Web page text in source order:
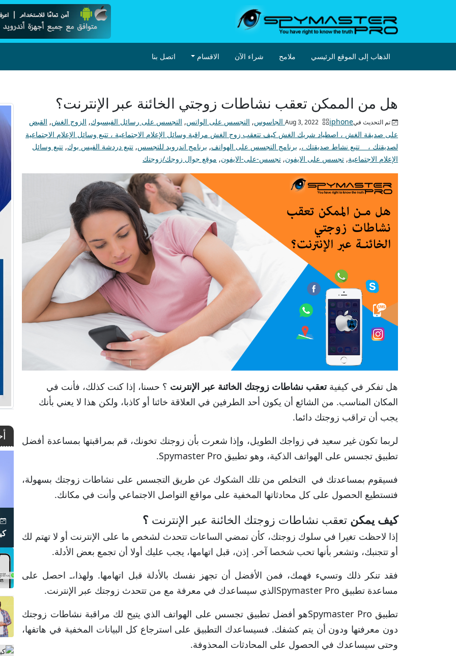
الذهاب إلى الموقع الرئيسي ملامح شراء الآن الاقسام اتصل بنا
هل من الممكن تعقب نشاطات زوجتي الخائنة عبر الإنترنت؟
تم التحديث فيAug 3, 2022iphone الجاسوس , التجسس على الواتس, التجسس على رسائل الفيسبوك, الزوج الغش, القبض
على صديقة الغش ، اصطياد شريك الغش كيف تتعقب زوج الغش مراقبة وسائل الإعلام الاجتماعية ، تتبع وسائل الإعلام الاجتماعية
لصديقتك ، تتبع نشاط صديقتك ،, برنامج التجسس على الهواتف, برنامج اندرويد للتجسس, تتبع دردشة الفيس بوك, تتبع وسائل
الإعلام الاجتماعية, تجسس على الايفون, تجسس-على-الايفون, موقع جوال زوجك/زوجتك
هل تفكر في كيفيةتعقب نشاطات زوجتك الخائنة عبر الإنترنت ؟ حسنا، إذا كنت كذلك، فأنت في
المكان المناسب. من الشائع أن يكون أحد الطرفين في العلاقة خائنا أو كاذبا، ولكن هذا لا يعني بأنك
يجب أن تراقب زوجتك دائما.
لربما تكون غير سعيد في زواجك الطويل، وإذا شعرت بأن زوجتك تخونك، قم بمراقبتها بمساعدة أفضل
تطبيق تجسس على الهواتف الذكية، وهو تطبيق Spymaster Pro.
فسيقوم بمساعدتك في التخلص من تلك الشكوك عن طريق التجسس على نشاطات زوجتك بسهولة،
فتستطيع الحصول على كل محادثاتها المخفية على مواقع التواصل الاجتماعي وأنت في مكانك.
كيف يمكن تعقب نشاطات زوجتك الخائنة عبر الإنترنت ؟
إذا لاحظت تغيرا في سلوك زوجتك، كأن تمضي الساعات تتحدث لشخص ما على الإنترنت أو لا تهتم لك
أو تتجنبك، وتشعر بأنها تحب شخصا آخر. إذن، قبل اتهامها، يجب عليك أولا أن تجمع بعض الأدلة.
فقد تنكر ذلك وتسيء فهمك، فمن الأفضل أن تجهز نفسك بالأدلة قبل اتهامها. ولهذا،ـ احصل على
مساعدة تطبيق Spymaster Proالذي سيساعدك في معرفة مع من تتحدث زوجتك عبر الإنترنت.
تطبيق Spymaster Proهو أفضل تطبيق تجسس على الهواتف الذي يتيح لك مراقبة نشاطات زوجتك
دون معرفتها ودون أن يتم كشفك. فسيساعدك التطبيق على استرجاع كل البيانات المخفية في هاتفها،
وحتى سيساعدك في الحصول على المحادثات المحذوفة.
Aug 16, 2023